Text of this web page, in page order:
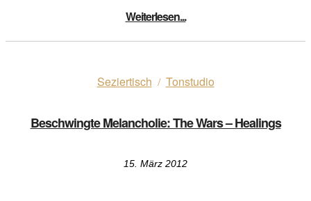
Weiterlesen...
Seziertisch / Tonstudio
Beschwingte Melancholie: The Wars – Healings
15. März 2012